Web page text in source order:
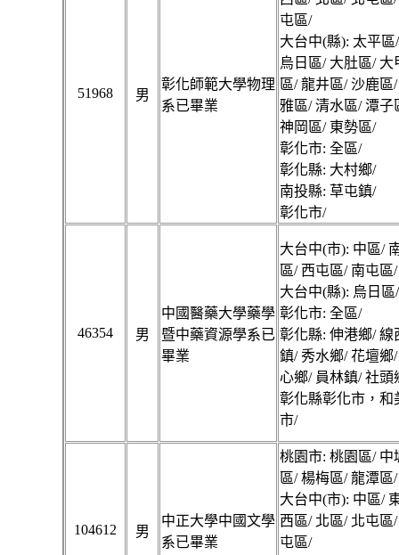
51968 男
彰化師範大學物理
系已畢業
屯區/
大台中(縣): 太平區
烏日區/ 大肚區/ 大
區/ 龍井區/ 沙鹿區
雅區/ 清水區/ 潭子
神岡區/ 東勢區/
彰化市: 全區/
彰化縣: 大村鄉/
南投縣: 草屯鎮/
彰化市/
46354 男
中國醫藥大學藥學
暨中藥資源學系已
畢業
大台中(市): 中區/
區/ 西屯區/ 南屯區/
大台中(縣): 烏日區
彰化市: 全區/
彰化縣: 伸港鄉/ 線
鎮/ 秀水鄉/ 花壇鄉
心鄉/ 員林鎮/ 社頭
彰化縣彰化市，和
市/
104612 男
中正大學中國文學
系已畢業
桃園市: 桃園區/ 中
區/ 楊梅區/ 龍潭區/
大台中(市): 中區/
西區/ 北區/ 北屯區
屯區/